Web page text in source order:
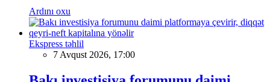
Ardını oxu
Ekspress təhlil
7 Avqust 2026, 17:00